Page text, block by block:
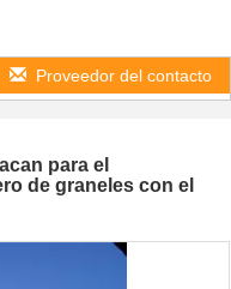
Proveedor del contacto
para el
de graneles con el